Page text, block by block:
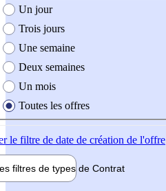
création de l'offre
Un jour
Trois jours
Une semaine
Deux semaines
Un mois
Toutes les offres
le filtre de date de création de l'offre
filtres de types de Contrat